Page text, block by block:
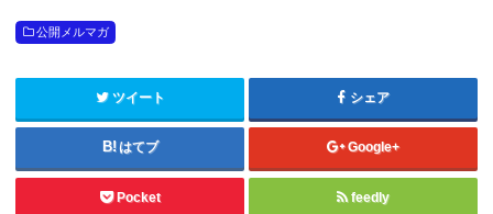
公開メルマガ
ツイート シェア
はてブ Google+
Pocket feedly